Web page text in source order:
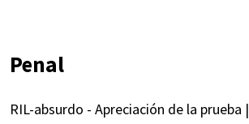
Penal
RIL-absurdo - Apreciación de la prueba |